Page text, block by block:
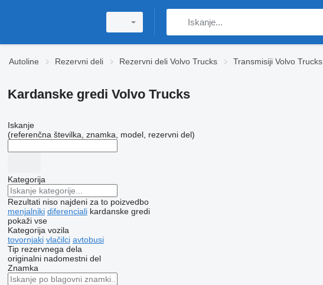
Autoline Rezervni deli Rezervni deli Volvo Trucks Transmisiji Volvo Trucks
Kardanske gredi Volvo Trucks
Iskanje
(referenčna številka, znamka, model, rezervni del)
Kategorija
Rezultati niso najdeni za to poizvedbo
menjalniki diferenciali kardanske gredi
pokaži vse
Kategorija vozila
tovornjaki vlačilci avtobusi
Tip rezervnega dela
originalni nadomestni del
Znamka